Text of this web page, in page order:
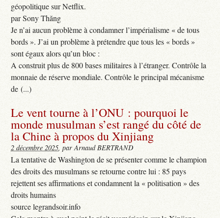
géopolitique sur Netflix.
par Sony Thăng
Je n’ai aucun problème à condamner l’impérialisme « de tous
bords ». J’ai un problème à prétendre que tous les « bords »
sont égaux alors qu’un bloc :
A construit plus de 800 bases militaires à l’étranger. Contrôle la
monnaie de réserve mondiale. Contrôle le principal mécanisme
de (...)
Le vent tourne à l’ONU : pourquoi le
monde musulman s’est rangé du côté de
la Chine à propos du Xinjiang
2 décembre 2025, par Arnaud BERTRAND
La tentative de Washington de se présenter comme le champion
des droits des musulmans se retourne contre lui : 85 pays
rejettent ses affirmations et condamnent la « politisation » des
droits humains
source legrandsoir.info